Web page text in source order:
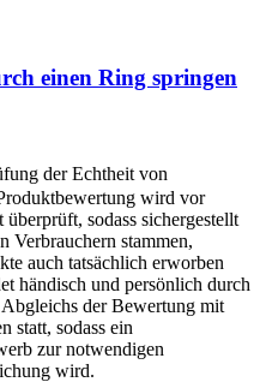
einen Ring springen
der Echtheit von
wird vor
sodass sichergestellt
Verbrauchern stammen,
auch tatsächlich erworben
händisch und persönlich durch
der Bewertung mit
statt, sodass ein
zur notwendigen
wird.